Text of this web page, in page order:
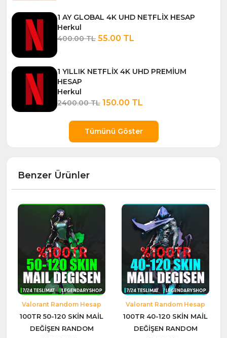
1 AY GLOBAL 4K UHD NETFLİX HESAP
Herkul
400.00 TL 55.00 TL
1 YILLIK NETFLİX 4K UHD PREMİUM
HESAP
Herkul
2400.00 TL 150.00 TL
Tümünü Göster
Benzer Ürünler
Valorant Random Hesap
100TR 50-120 SKİN MAİL
DEĞİŞEN RANDOM
Valorant Random Hesap
100TR 40-120 SKİN MAİL
DEĞİŞEN RANDOM